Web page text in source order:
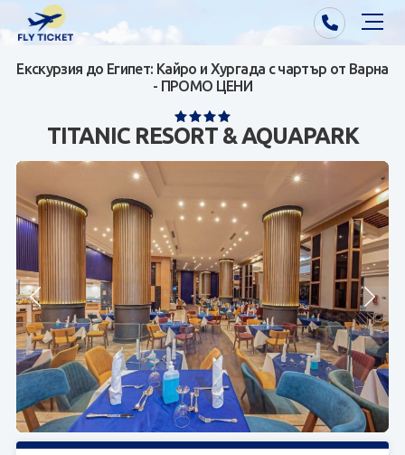
Почивки от Варна
Почивки от София/Пловдив/Бургас
Самолетни билети
Визи
Контакти
За нас
ЗАПИТВАНЕ
Екскурзия до Египет: Кайро и Хургада с чартър от Варна
- ПРОМО ЦЕНИ
TITANIC RESORT & AQUAPARK